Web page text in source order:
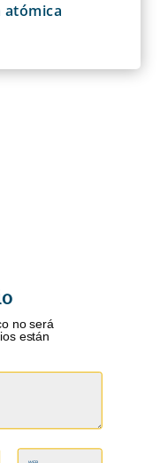
atómica
no será
están